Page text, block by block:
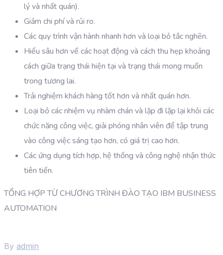
lý và nhất quán).
Giảm chi phí và rủi ro.
Các quy trình vận hành nhanh hơn và loại bỏ tắc nghẽn.
Hiểu sâu hơn về các hoạt động và cách thu hẹp khoảng
cách giữa trạng thái hiện tại và trạng thái mong muốn
trong tương lai.
Trải nghiệm khách hàng tốt hơn và nhất quán hơn.
Loại bỏ các nhiệm vụ nhàm chán và lặp đi lặp lại khỏi các
chức năng công việc, giải phóng nhân viên để tập trung
vào công việc sáng tạo hơn, có giá trị cao hơn.
Các ứng dụng tích hợp, hệ thống và công nghệ nhận thức
tiên tiến.
TỔNG HỢP TỪ CHƯƠNG TRÌNH ĐÀO TẠO IBM BUSINESS
AUTOMATION
By admin